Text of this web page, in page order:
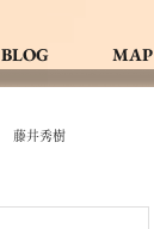
BLOG MAP
藤井秀樹